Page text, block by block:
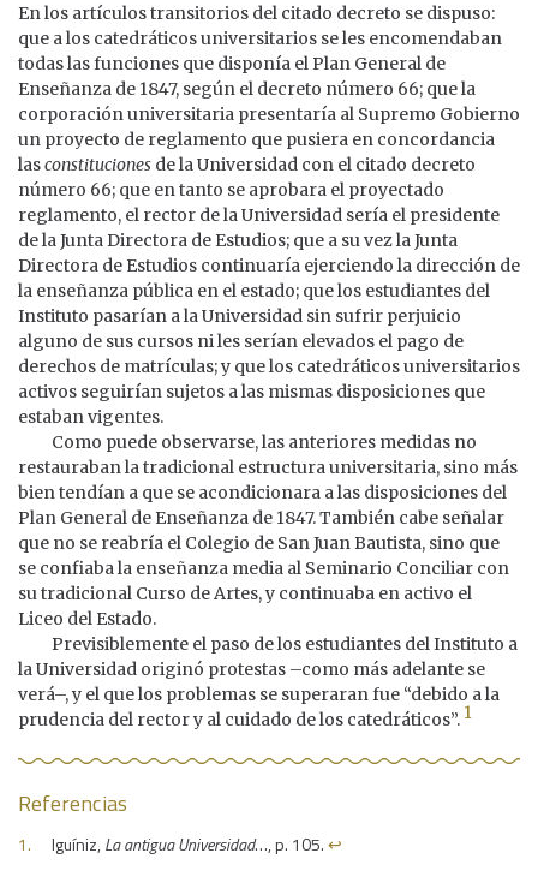
En los artículos transitorios del citado decreto se dispuso:
que a los catedráticos universitarios se les encomendaban
todas las funciones que disponía el Plan General de
Enseñanza de 1847, según el decreto número 66; que la
corporación universitaria presentaría al Supremo Gobierno
un proyecto de reglamento que pusiera en concordancia
lasconstituciones de la Universidad con el citado decreto
número 66; que en tanto se aprobara el proyectado
reglamento, el rector de la Universidad sería el presidente
de la Junta Directora de Estudios; que a su vez la Junta
Directora de Estudios continuaría ejerciendo la dirección de
la enseñanza pública en el estado; que los estudiantes del
Instituto pasarían a la Universidad sin sufrir perjuicio
alguno de sus cursos ni les serían elevados el pago de
derechos de matrículas; y que los catedráticos universitarios
activos seguirían sujetos a las mismas disposiciones que
estaban vigentes.
Como puede observarse, las anteriores medidas no
restauraban la tradicional estructura universitaria, sino más
bien tendían a que se acondicionara a las disposiciones del
Plan General de Enseñanza de 1847. También cabe señalar
que no se reabría el Colegio de San Juan Bautista, sino que
se confiaba la enseñanza media al Seminario Conciliar con
su tradicional Curso de Artes, y continuaba en activo el
Liceo del Estado.
Previsiblemente el paso de los estudiantes del Instituto a
la Universidad originó protestas –como más adelante se
verá–, y el que los problemas se superaran fue “debido a la
prudencia del rector y al cuidado de los catedráticos”. 1
Referencias
Iguíniz,La antigua Universidad…, p. 105.↩︎